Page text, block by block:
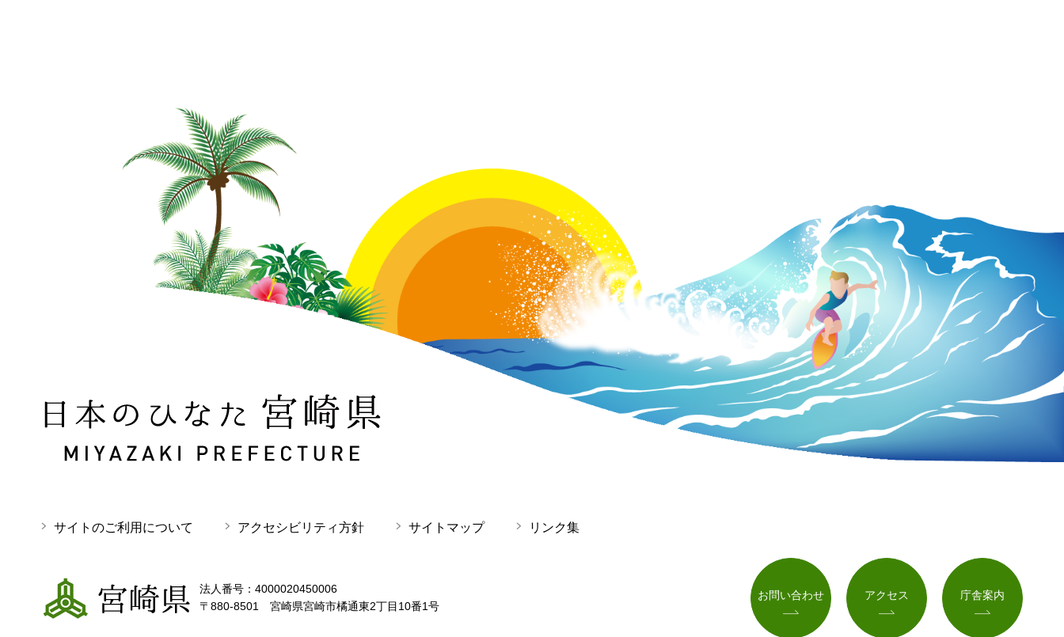
日本のひなた 宮崎県 MIYAZAKI PREFECTURE
サイトのご利用について アクセシビリティ方針 サイトマップ リンク集
宮崎県
法人番号：4000020450006
〒880-8501 宮崎県宮崎市橘通東2丁目10番1号
お問い合わせ アクセス 庁舎案内